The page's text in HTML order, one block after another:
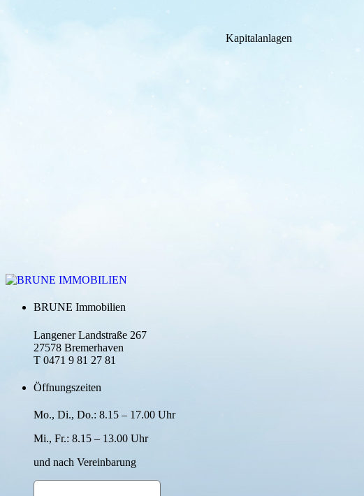
Kapitalanlagen
BRUNE Immobilien
Langener Landstraße 267
27578 Bremerhaven
T 0471 9 81 27 81
Öffnungszeiten
Mo., Di., Do.: 8.15 – 17.00 Uhr
Mi., Fr.: 8.15 – 13.00 Uhr
und nach Verein­barung